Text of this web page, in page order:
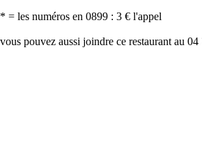
* = les numéros en 0899 : 3 € l'appel
vous pouvez aussi joindre ce restaurant au 04